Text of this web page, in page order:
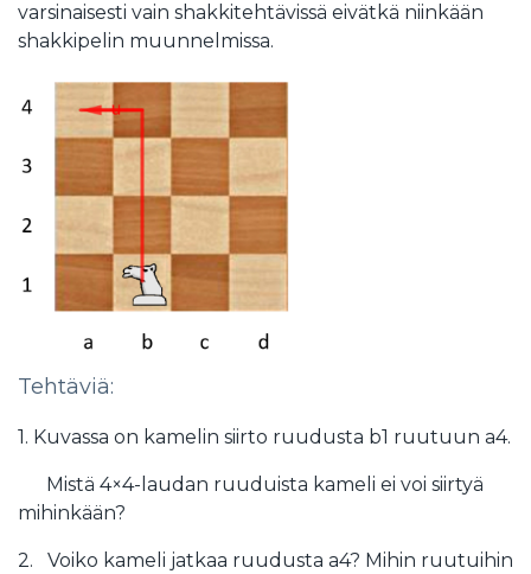
varsinaisesti vain shakkitehtävissä eivätkä niinkään
shakkipelin muunnelmissa.
Tehtäviä:
1. Kuvassa on kamelin siirto ruudusta b1 ruutuun a4.
Mistä 4×4-laudan ruuduista kameli ei voi siirtyä
mihinkään?
2. Voiko kameli jatkaa ruudusta a4? Mihin ruutuihin